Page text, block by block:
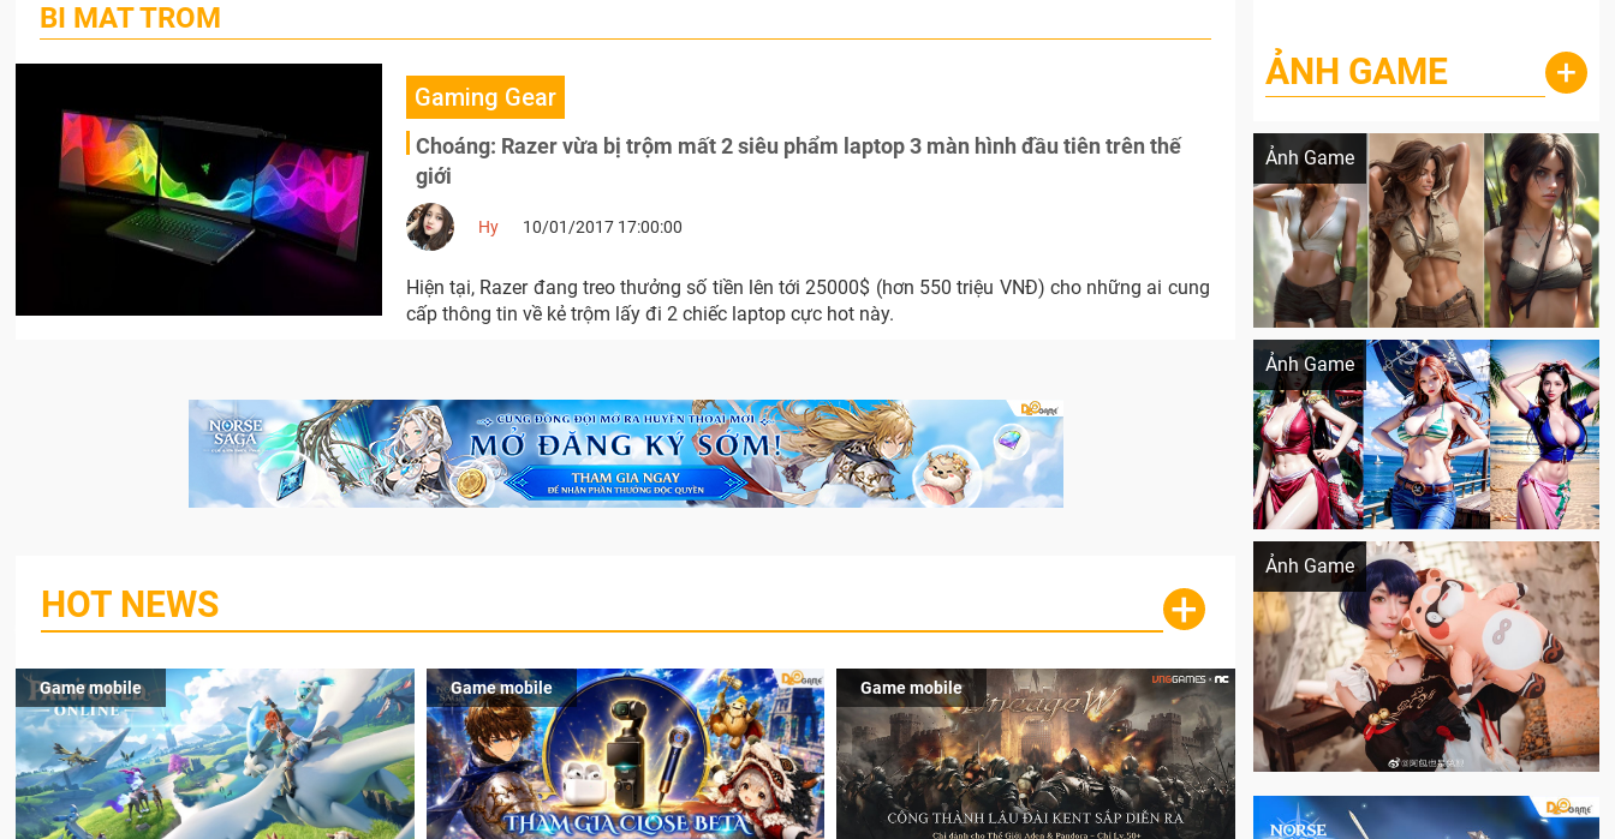
BI MAT TROM
Gaming Gear
Choáng: Razer vừa bị trộm mất 2 siêu phẩm laptop 3 màn hình đầu tiên trên thế
giới
Hy 10/01/2017 17:00:00
Hiện tại, Razer đang treo thưởng số tiền lên tới 25000$ (hơn 550 triệu VNĐ) cho những ai cung
cấp thông tin về kẻ trộm lấy đi 2 chiếc laptop cực hot này.
HOT NEWS +
Game mobile Game mobile Game mobile
ẢNH GAME +
Ảnh Game
Lala Croft vừa nóng vừa xinh dưới nét vẽ
Ảnh Game
Khi AI Cosplay gái đẹp One Piece
Ảnh Game
Cosplay Xiangling siêu cute